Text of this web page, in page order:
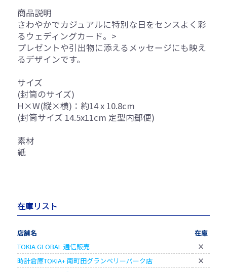
商品説明
さわやかでカジュアルに特別な日をセンスよく彩
るウェディングカード。>
プレゼントや引出物に添えるメッセージにも映え
るデザインです。
サイズ
(封筒のサイズ)
H×W(縦×横)：約14 x 10.8cm
(封筒サイズ 14.5x11cm 定型内郵便)
素材
紙
在庫リスト
店舗名
在庫
TOKIA GLOBAL 通信販売
×
時計倉庫TOKIA+ 南町田グランベリーパーク店
×